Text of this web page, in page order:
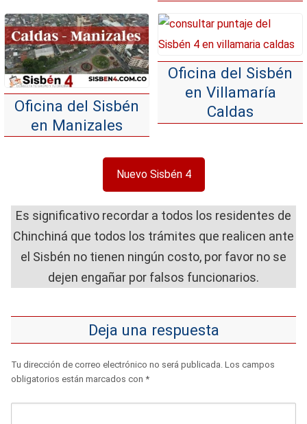
Oficina del Sisbén
en Manizales
Oficina del Sisbén
en Villamaría
Caldas
Nuevo Sisbén 4
Es significativo recordar a todos los residentes de
Chinchiná que todos los trámites que realicen ante
el Sisbén no tienen ningún costo, por favor no se
dejen engañar por falsos funcionarios.
Deja una respuesta
Tu dirección de correo electrónico no será publicada. Los campos
obligatorios están marcados con *